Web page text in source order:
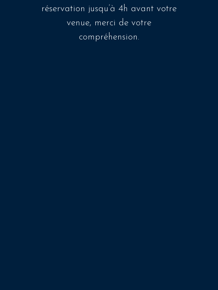
réservation jusqu’à 4h avant votre
venue, merci de votre
compréhension.